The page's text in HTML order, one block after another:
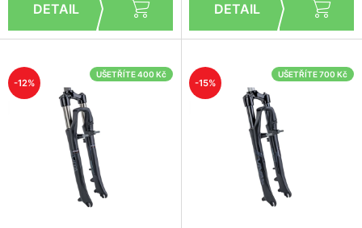
-12%
UŠETŘÍTE 400 Kč
-15%
UŠETŘÍTE 700 Kč